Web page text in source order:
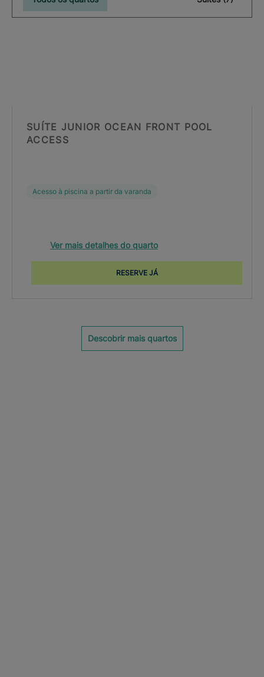
SUÍTE JUNIOR OCEAN FRONT POOL
ACCESS
Acesso à piscina a partir da varanda
Ver mais detalhes do quarto
RESERVE JÁ
Descobrir mais quartos